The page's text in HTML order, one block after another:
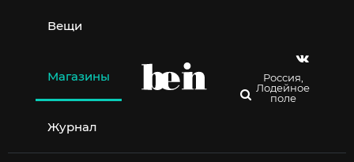
содержимому
Вещи
Магазины
Журнал
Россия,
Лодейное
поле